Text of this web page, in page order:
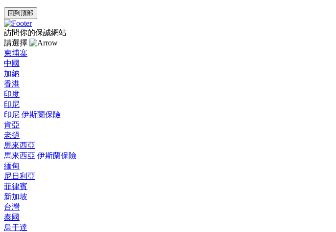
回到頂部
訪問你的保誠網站
請選擇
柬埔寨
中國
加納
香港
印度
印尼
印尼 伊斯蘭保險
肯亞
老撾
馬來西亞
馬來西亞 伊斯蘭保險
緬甸
尼日利亞
菲律賓
新加坡
台灣
泰國
烏干達